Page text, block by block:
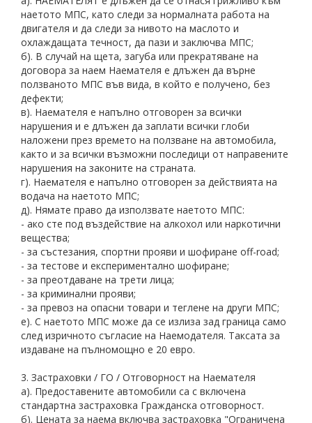
наетото МПС, като следи за нормалната работа на
двигателя и да следи за нивото на маслото и
охлаждащата течност, да пази и заключва МПС;
б). В случай на щета, загуба или прекратяване на
договора за наем Наемателя е длъжен да върне
ползваното МПС във вида, в който е получено, без
дефекти;
в). Наемателя е напълно отговорен за всички
нарушения и е длъжен да заплати всички глоби
наложени през времето на ползване на автомобила,
както и за всички възможни последици от направените
нарушения на законите на страната.
г). Наемателя е напълно отговорен за действията на
водача на наетото МПС;
д). Нямате право да използвате наетото МПС:
- ако сте под въздействие на алкохол или наркотични
вещества;
- за състезания, спортни прояви и шофиране off-road;
- за тестове и експериментално шофиране;
- за преотдаване на трети лица;
- за криминални прояви;
- за превоз на опасни товари и теглене на други МПС;
е). С наетото МПС може да се излиза зад граница само
след изричното съгласие на Наемодателя. Таксата за
издаване на пълномощно е 20 евро.
3. Застраховки / ГО / Отговорност на Наемателя
а). Предоставените автомобили са с включена
стандартна застраховка Гражданска отговорност.
б). Цената за наема включва застраховка "Ограничена